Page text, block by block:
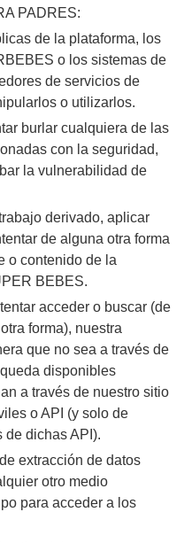
PADRES:
de la plataforma, los
o los sistemas de
de servicios de
o utilizarlos.
burlar cualquiera de las
con la seguridad,
la vulnerabilidad de
derivado, aplicar
de alguna otra forma
o contenido de la
BEBES.
acceder o buscar (de
forma), nuestra
que no sea a través de
disponibles
a través de nuestro sitio
o API (y solo de
de dichas API).
extracción de datos
otro medio
para acceder a los